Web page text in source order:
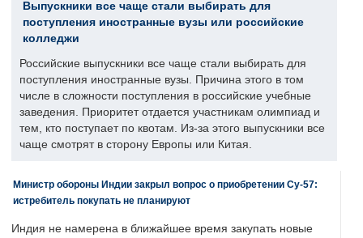
Выпускники все чаще стали выбирать для
поступления иностранные вузы или российские
колледжи
Российские выпускники все чаще стали выбирать для
поступления иностранные вузы. Причина этого в том
числе в сложности поступления в российские учебные
заведения. Приоритет отдается участникам олимпиад и
тем, кто поступает по квотам. Из-за этого выпускники все
чаще смотрят в сторону Европы или Китая.
Министр обороны Индии закрыл вопрос о приобретении Су-57:
истребитель покупать не планируют
Индия не намерена в ближайшее время закупать новые